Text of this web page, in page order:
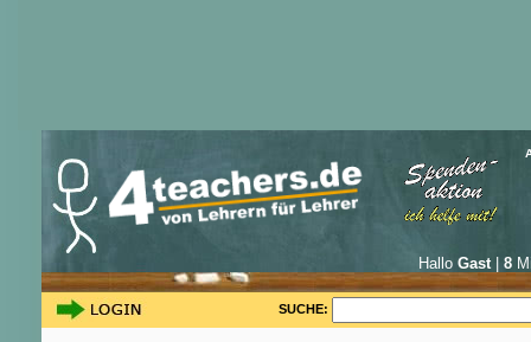
Hallo Gast| 8
SUCHE: